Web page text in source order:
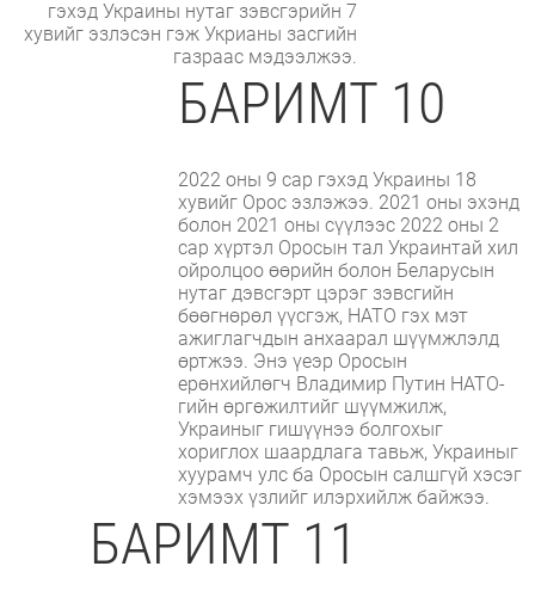
гэхэд Украины нутаг зэвсгэрийн 7
хувийг эзлэсэн гэж Укрианы засгийн
газраас мэдээлжээ.
БАРИМТ 10
2022 оны 9 сар гэхэд Украины 18
хувийг Орос эзлэжээ. 2021 оны эхэнд
болон 2021 оны сүүлээс 2022 оны 2
сар хүртэл Оросын тал Украинтай хил
ойролцоо өөрийн болон Беларусын
нутаг дэвсгэрт цэрэг зэвсгийн
бөөгнөрөл үүсгэж, НАТО гэх мэт
ажиглагчдын анхаарал шүүмжлэлд
өртжээ. Энэ үеэр Оросын
ерөнхийлөгч Владимир Путин НАТО-
гийн өргөжилтийг шүүмжилж,
Украиныг гишүүнээ болгохыг
хориглох шаардлага тавьж, Украиныг
хуурамч улс ба Оросын салшгүй хэсэг
хэмээх үзлийг илэрхийлж байжээ.
БАРИМТ 11